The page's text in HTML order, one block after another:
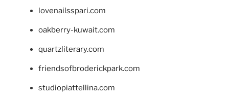
lovenailsspari.com
oakberry-kuwait.com
quartzliterary.com
friendsofbroderickpark.com
studiopiattellina.com